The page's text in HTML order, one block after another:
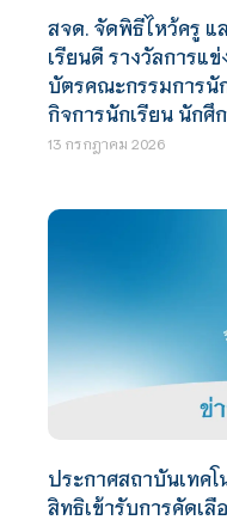
สจด. จัดพิธีไหว้ครู แ
เรียนดี รางวัลการแ
บัตรคณะกรรมการนั
กิจการนักเรียน นักศึ
13 กรกฎาคม 2026
ประกาศสถาบันเทคโ
สิทธิเข้ารับการคัดเ